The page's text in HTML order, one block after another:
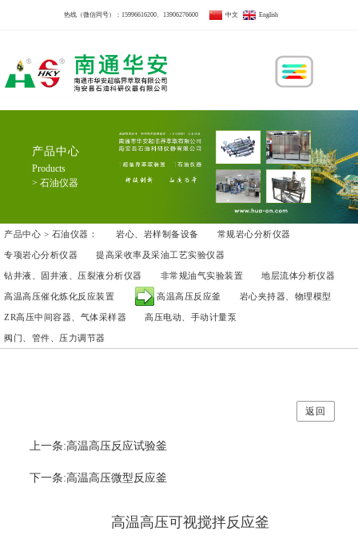
热线（微信同号）： 15996616200、 13906276600 中文 English
产品中心
Products
> 石油仪器
产品中心 > 石油仪器： 岩心、岩样制备设备 常规岩心分析仪器
专项岩心分析仪器 提高采收率及采油工艺实验仪器
钻井液、固井液、压裂液分析仪器 非常规油气实验装置 地层流体分析仪器
高温高压催化炼化反应装置 高温高压反应釜 岩心夹持器、物理模型
ZR高压中间容器、气体采样器 高压电动、手动计量泵
阀门、管件、压力调节器
返回
上一条:高温高压反应试验釜
下一条:高温高压微型反应釜
高温高压可视搅拌反应釜